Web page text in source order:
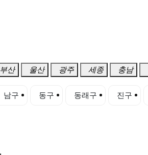
부산 울산 광주 세종 충남
남구 동구 동래구 진구